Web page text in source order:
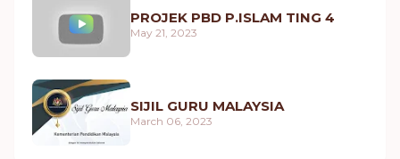
PROJEK PBD P.ISLAM TING 4
May 21, 2023
SIJIL GURU MALAYSIA
March 06, 2023